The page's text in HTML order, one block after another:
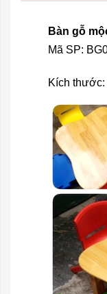
Bàn gỗ
Mã SP:
Kích thước: